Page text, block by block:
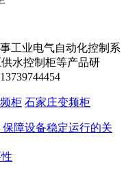
工业电气自动化控制系
供水控制柜等产品研
柜 石家庄变频柜
障设备稳定运行的关